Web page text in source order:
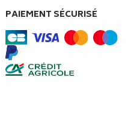
PAIEMENT SÉCURISÉ